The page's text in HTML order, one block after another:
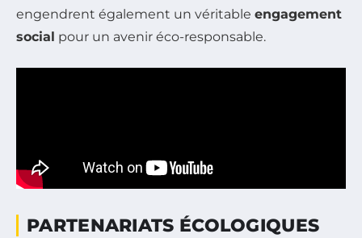
engendrent également un véritable engagement
social pour un avenir éco-responsable.
PARTENARIATS ÉCOLOGIQUES